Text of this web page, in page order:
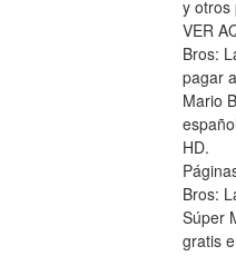
y otros
VER
Bros:
pagar
Mario
HD.
Bros:
Súper
gratis